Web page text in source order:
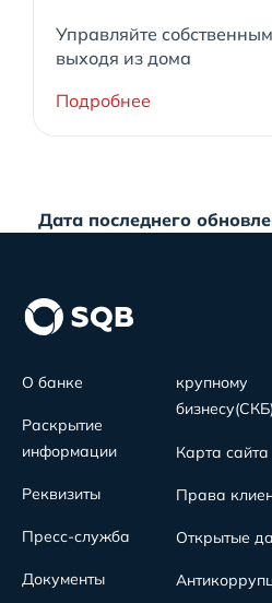
Управляйте
выходя из дома
Подробнее
Дата последнего
О банке
Раскрытие
информации
Реквизиты
Пресс-служба
Документы
крупному
бизнесу(СКБ)
Карта сайта
Права
Открытые